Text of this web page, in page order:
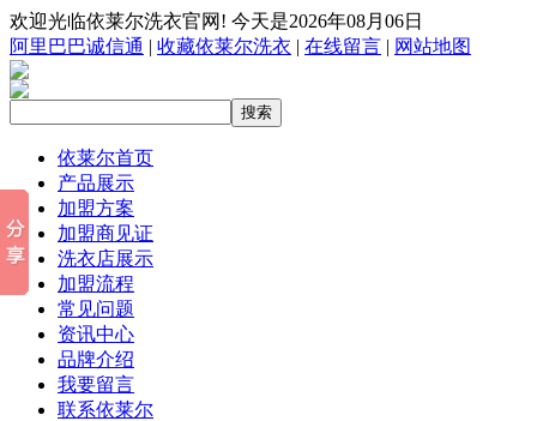
欢迎光临依莱尔洗衣官网! 今天是2026年08月06日
阿里巴巴诚信通 | 收藏依莱尔洗衣 | 在线留言 | 网站地图
依莱尔首页
产品展示
加盟方案
加盟商见证
洗衣店展示
加盟流程
常见问题
资讯中心
品牌介绍
我要留言
联系依莱尔